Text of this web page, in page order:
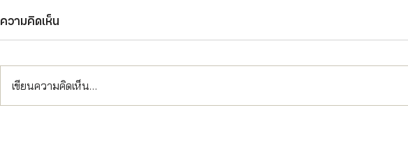
ความคิดเห็น
เขียนความคิดเห็น…